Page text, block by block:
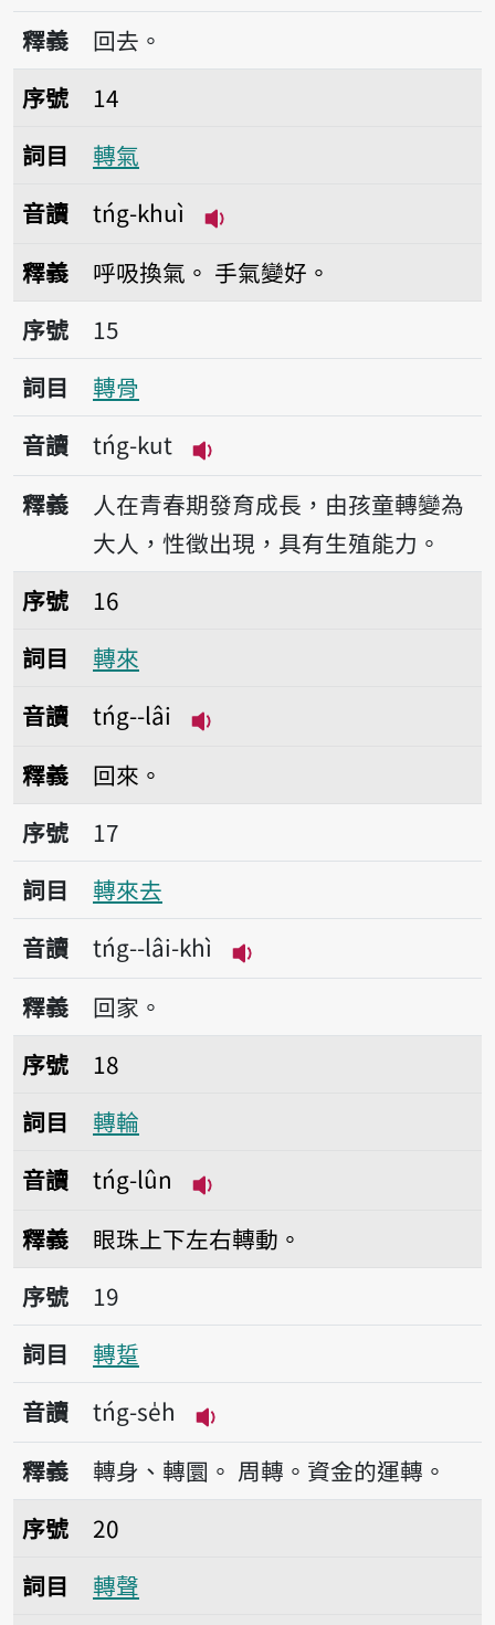
播放音讀tńg--khì
釋義
回去。
序號14轉氣
序號
14
詞目
轉氣
音讀
tńg-khuì
釋義 呼吸換氣。 手氣變好。
序號15轉骨
序號
15
詞目
轉骨
音讀
tńg-kut
播放音讀tńg-kut
釋義
人在青春期發育成長，由孩童轉變為
大人，性徵出現，具有生殖能力。
序號16轉來
序號
16
詞目
轉來
音讀
tńg--lâi
釋義
回來。
序號17轉來去
序號
17
詞目
轉來去
音讀
tńg--lâi-khì
播放音讀tńg--lâi-khì
釋義
回家。
序號18轉輪
序號
18
詞目
轉輪
音讀
tńg-lûn
釋義
眼珠上下左右轉動。
序號19轉踅
序號
19
詞目
轉踅
音讀
tńg-se̍h
播放音讀tńg-se̍h
釋義 轉身、轉圜。 周轉。資金的運轉。
序號20轉聲
序號
20
詞目
轉聲